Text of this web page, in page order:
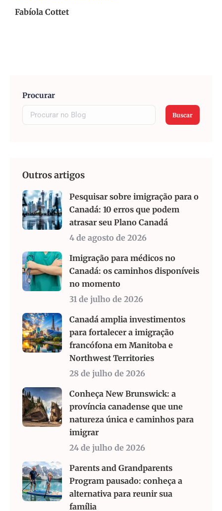
Fabíola Cottet
Procurar
Buscar
Outros artigos
Pesquisar sobre imigração para o
Canadá: 10 erros que podem
atrasar seu Plano Canadá
4 de agosto de 2026
Imigração para médicos no
Canadá: os caminhos disponíveis
no momento
31 de julho de 2026
Canadá amplia investimentos
para fortalecer a imigração
francófona em Manitoba e
Northwest Territories
28 de julho de 2026
Conheça New Brunswick: a
província canadense que une
natureza única e caminhos para
imigrar
24 de julho de 2026
Parents and Grandparents
Program pausado: conheça a
alternativa para reunir sua
família